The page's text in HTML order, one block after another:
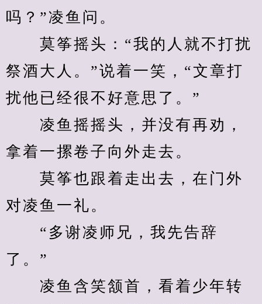
吗？”凌鱼问。
莫筝摇头：“我的人就不打扰
祭酒大人。”说着一笑，“文章打
扰他已经很不好意思了。”
凌鱼摇摇头，并没有再劝，
拿着一摞卷子向外走去。
莫筝也跟着走出去，在门外
对凌鱼一礼。
“多谢凌师兄，我先告辞
了。”
凌鱼含笑颔首，看着少年转